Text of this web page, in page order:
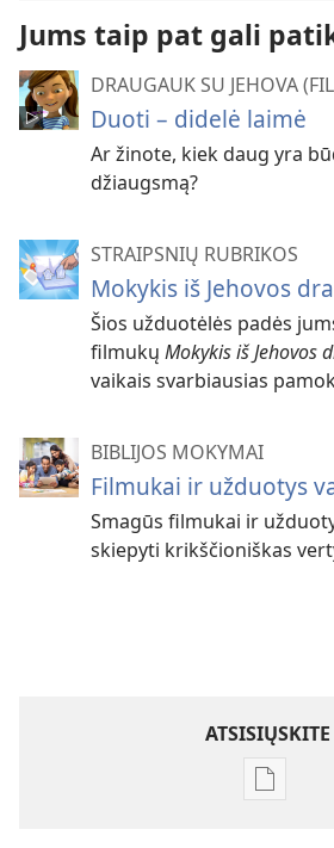
Jums taip pat gali
DRAUGAUK SU JEHOVA
Duoti – didelė laimė
Ar žinote, kiek daug yra
džiaugsmą?
STRAIPSNIŲ RUBRIKOS
Mokykis iš Jehovos
Šios užduotėlės padės
filmukų Mokykis iš Jehovos
vaikais svarbiausias
BIBLIJOS MOKYMAI
Filmukai ir užduotys
Smagūs filmukai ir
skiepyti krikščioniškas
ATSISIŲSKITE